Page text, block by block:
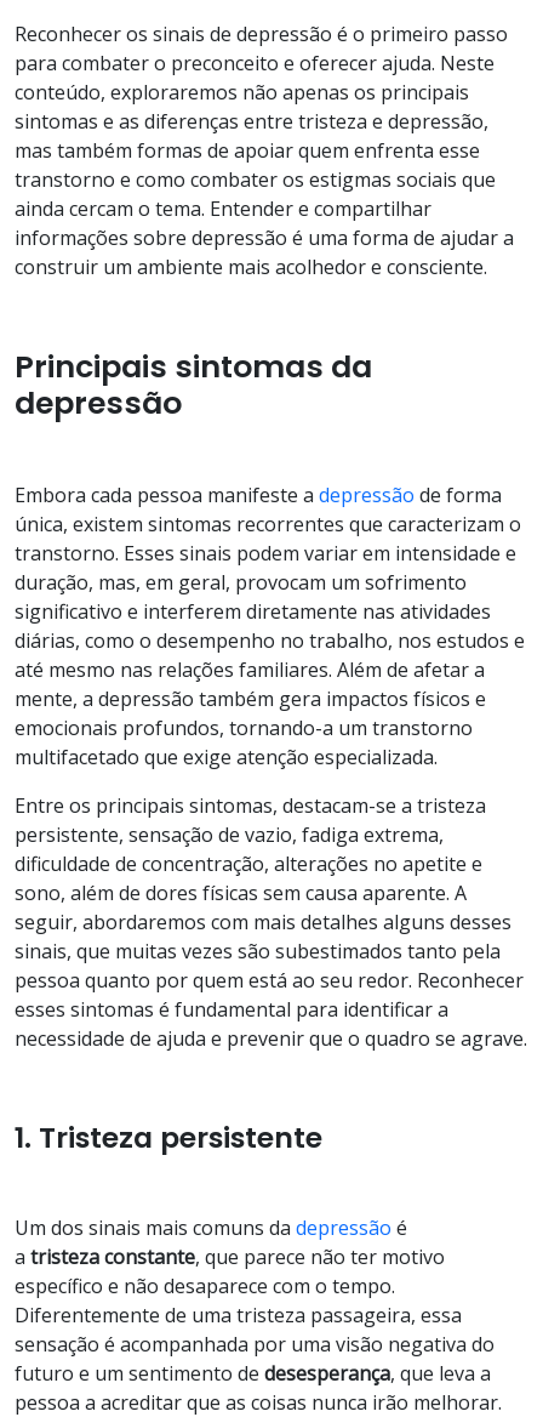
Reconhecer os sinais de depressão é o primeiro passo
para combater o preconceito e oferecer ajuda. Neste
conteúdo, exploraremos não apenas os principais
sintomas e as diferenças entre tristeza e depressão,
mas também formas de apoiar quem enfrenta esse
transtorno e como combater os estigmas sociais que
ainda cercam o tema. Entender e compartilhar
informações sobre depressão é uma forma de ajudar a
construir um ambiente mais acolhedor e consciente.
Principais sintomas da
depressão
Embora cada pessoa manifeste a depressão de forma
única, existem sintomas recorrentes que caracterizam o
transtorno. Esses sinais podem variar em intensidade e
duração, mas, em geral, provocam um sofrimento
significativo e interferem diretamente nas atividades
diárias, como o desempenho no trabalho, nos estudos e
até mesmo nas relações familiares. Além de afetar a
mente, a depressão também gera impactos físicos e
emocionais profundos, tornando-a um transtorno
multifacetado que exige atenção especializada.
Entre os principais sintomas, destacam-se a tristeza
persistente, sensação de vazio, fadiga extrema,
dificuldade de concentração, alterações no apetite e
sono, além de dores físicas sem causa aparente. A
seguir, abordaremos com mais detalhes alguns desses
sinais, que muitas vezes são subestimados tanto pela
pessoa quanto por quem está ao seu redor. Reconhecer
esses sintomas é fundamental para identificar a
necessidade de ajuda e prevenir que o quadro se agrave.
1. Tristeza persistente
Um dos sinais mais comuns da depressão é
a tristeza constante, que parece não ter motivo
específico e não desaparece com o tempo.
Diferentemente de uma tristeza passageira, essa
sensação é acompanhada por uma visão negativa do
futuro e um sentimento de desesperança, que leva a
pessoa a acreditar que as coisas nunca irão melhorar.